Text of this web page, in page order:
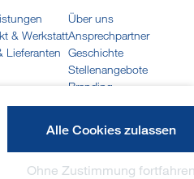
& Werkstatt
Lieferanten
Über uns
Ansprechpartner
Geschichte
Stellenangebote
Branding
Alle Cookies zulassen
Ohne Zustimmung